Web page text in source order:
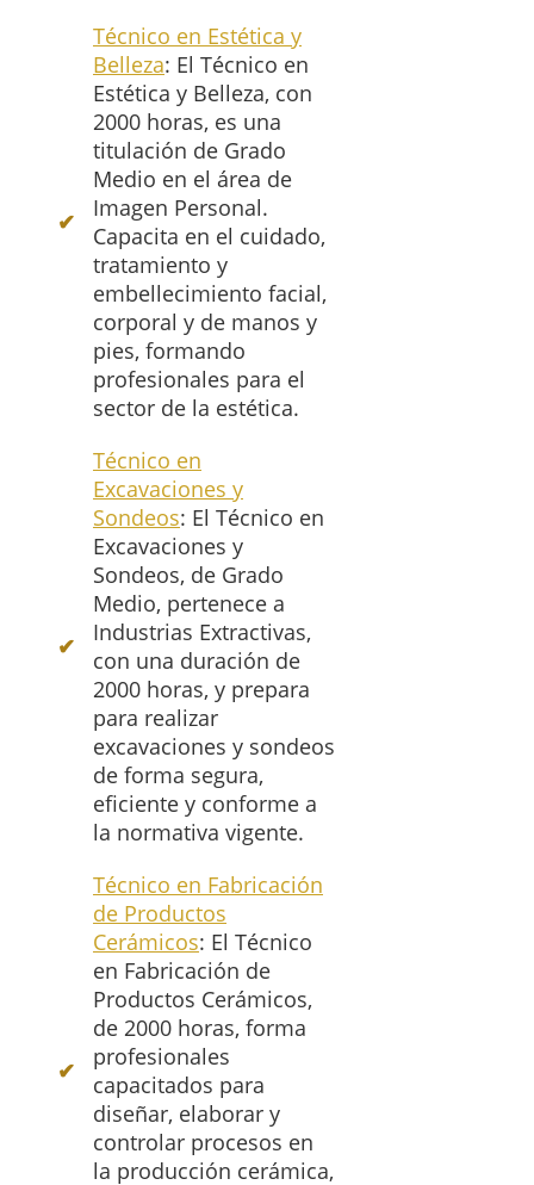
Técnico en Estética y
Belleza: El Técnico en
Estética y Belleza, con
2000 horas, es una
titulación de Grado
Medio en el área de
Imagen Personal.
Capacita en el cuidado,
tratamiento y
embellecimiento facial,
corporal y de manos y
pies, formando
profesionales para el
sector de la estética.
Técnico en
Excavaciones y
Sondeos: El Técnico en
Excavaciones y
Sondeos, de Grado
Medio, pertenece a
Industrias Extractivas,
con una duración de
2000 horas, y prepara
para realizar
excavaciones y sondeos
de forma segura,
eficiente y conforme a
la normativa vigente.
Técnico en Fabricación
de Productos
Cerámicos: El Técnico
en Fabricación de
Productos Cerámicos,
de 2000 horas, forma
profesionales
capacitados para
diseñar, elaborar y
controlar procesos en
la producción cerámica,